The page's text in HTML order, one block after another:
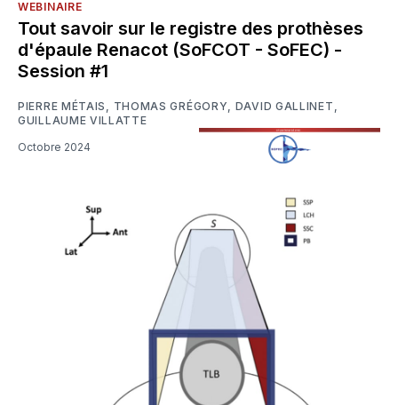
WEBINAIRE
Tout savoir sur le registre des prothèses
d'épaule Renacot (SoFCOT - SoFEC) -
Session #1
PIERRE MÉTAIS , THOMAS GRÉGORY, DAVID GALLINET ,
GUILLAUME VILLATTE
Octobre 2024